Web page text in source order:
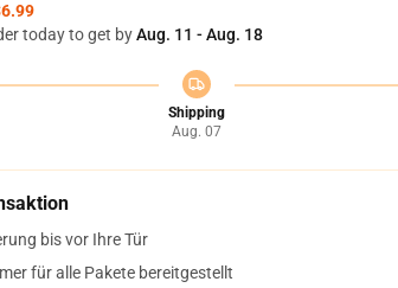
today to get byAug. 11 - Aug. 18
Shipping
Aug. 07
bis vor Ihre Tür
für alle Pakete bereitgestellt